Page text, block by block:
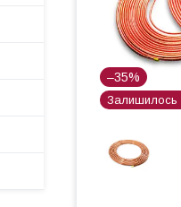
–35%
Залишилось